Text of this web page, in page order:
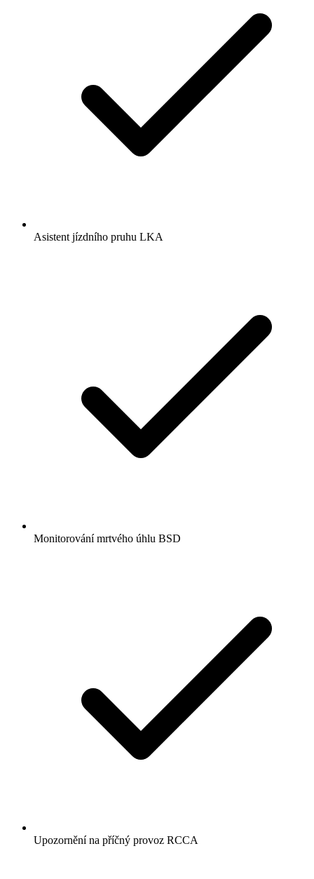
Asistent jízdního pruhu LKA
Monitorování mrtvého úhlu BSD
Upozornění na příčný provoz RCCA